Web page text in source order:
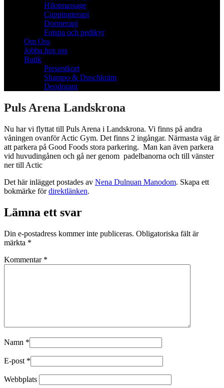
Hilotmassage
Cuppingterapi
Dornterapi
Fotspa och pedikyr
Om Oss
Jobba hos oss
Butik
Presentkort
Shampo & Duschkräm
Deodorant
Puls Arena Landskrona
Nu har vi flyttat till Puls Arena i Landskrona. Vi finns på andra
våningen ovanför Actic Gym. Det finns 2 ingångar. Närmasta väg är
att parkera på Good Foods stora parkering. Man kan även parkera
vid huvudingånen och gå ner genom padelbanorna och till vänster
ner till Actic
Det här inlägget postades av Nena Dulnuan Manodom. Skapa ett
bokmärke fördirektlänken.
Lämna ett svar
Din e-postadress kommer inte publiceras. Obligatoriska fält är
märkta *
Kommentar *
Namn *
E-post *
Webbplats